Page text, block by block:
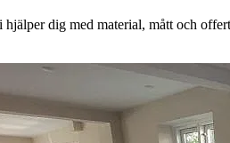
dig med material, mått och